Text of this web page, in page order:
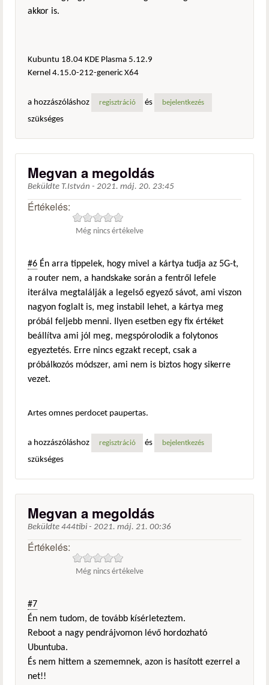
akkor is.
Kubuntu 18.04 KDE Plasma 5.12.9
Kernel 4.15.0-212-generic X64
a hozzászóláshoz regisztráció és bejelentkezés
szükséges
Megvan a megoldás
Beküldte T.István - 2021. máj. 20. 23:45
Értékelés:
Még nincs értékelve
#6 Én arra tippelek, hogy mivel a kártya tudja az 5G-t,
a router nem, a handskake során a fentről lefele
iterálva megtalálják a legelső egyező sávot, ami viszon
nagyon foglalt is, meg instabil lehet, a kártya meg
próbál feljebb menni. Ilyen esetben egy fix értéket
beállítva ami jól meg, megspórolodik a folytonos
egyeztetés. Erre nincs egzakt recept, csak a
próbálkozós módszer, ami nem is biztos hogy sikerre
vezet.
Artes omnes perdocet paupertas.
a hozzászóláshoz regisztráció és bejelentkezés
szükséges
Megvan a megoldás
Beküldte 444tibi - 2021. máj. 21. 00:36
Értékelés:
Még nincs értékelve
#7
Én nem tudom, de tovább kísérleteztem.
Reboot a nagy pendrájvomon lévő hordozható
Ubuntuba.
És nem hittem a szememnek, azon is hasított ezerrel a
net!!